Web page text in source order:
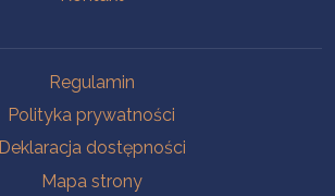
Regulamin
Polityka prywatności
Deklaracja dostępności
Mapa strony